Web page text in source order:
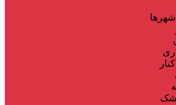
شهر‌ها